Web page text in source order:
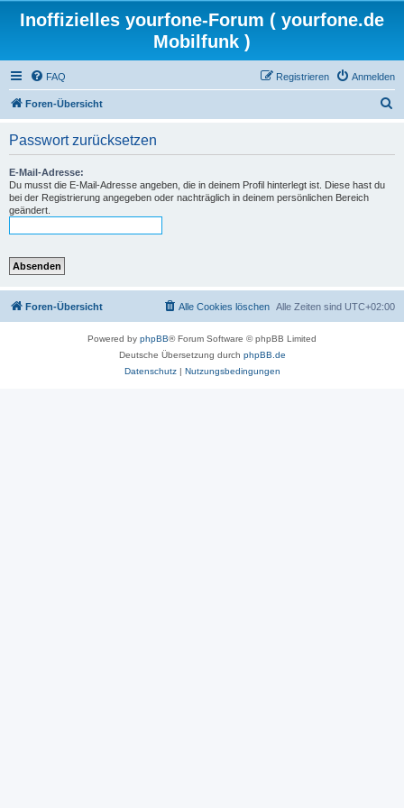
Inoffizielles yourfone-Forum ( yourfone.de
Mobilfunk )
FAQ Anmelden
Registrieren
Foren-Übersicht
Passwort zurücksetzen
E-Mail-Adresse:
Du musst die E-Mail-Adresse angeben, die in deinem Profil hinterlegt ist. Diese hast du
bei der Registrierung angegeben oder nachträglich in deinem persönlichen Bereich
geändert.
Foren-Übersicht Alle Zeiten sind UTC+02:00
Alle Cookies löschen
Powered by phpBB® Forum Software © phpBB Limited
Deutsche Übersetzung durch phpBB.de
Datenschutz| Nutzungsbedingungen